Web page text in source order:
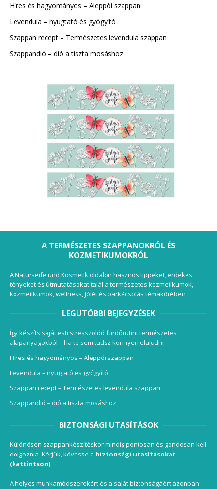
Híres és hagyományos – Aleppói szappan
Levendula – nyugtató és gyógyító
Szappan recept – Természetes levendula szappan
Szappandió – dió a tiszta mosáshoz
A TERMÉSZETES SZAPPANOKRÓL ÉS
KOZMETIKUMOKRÓL
A Naturseife und Kosmetik oldalon hasznos tippeket, érdekes
tényeket és útmutatásokat talál a természetes kozmetikumok,
kozmetikumok, wellness, jólét és barkácsolás témakörében.
LEGUTÓBBI BEJEGYZÉSEK
Így készíts saját esti stresszoldó fürdőrutint természetes
alapanyagokból – ha te sem tudsz könnyen elaludni
Híres és hagyományos – Aleppói szappan
Levendula – nyugtató és gyógyító
Szappan recept – Természetes levendula szappan
Szappandió – dió a tiszta mosáshoz
BIZTONSÁGI UTASÍTÁSOK
Különösen szappankészítéskor mindig pontosan és gondosan kell
dolgoznia. Kérjük, kövesse a biztonsági utasításokat
(kattintson).
A helyes munkamódszerekért és a saját biztonságáért azonban